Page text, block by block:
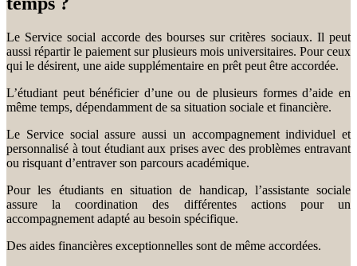
Le Service social accorde des bourses sur critères sociaux. Il peut
aussi répartir le paiement sur plusieurs mois universitaires. Pour ceux
qui le désirent, une aide supplémentaire en prêt peut être accordée.
L’étudiant peut bénéficier d’une ou de plusieurs formes d’aide en
même temps, dépendamment de sa situation sociale et financière.
Le Service social assure aussi un accompagnement individuel et
personnalisé à tout étudiant aux prises avec des problèmes entravant
ou risquant d’entraver son parcours académique.
Pour les étudiants en situation de handicap, l’assistante sociale
assure la coordination des différentes actions pour un
accompagnement adapté au besoin spécifique.
Des aides financières exceptionnelles sont de même accordées.